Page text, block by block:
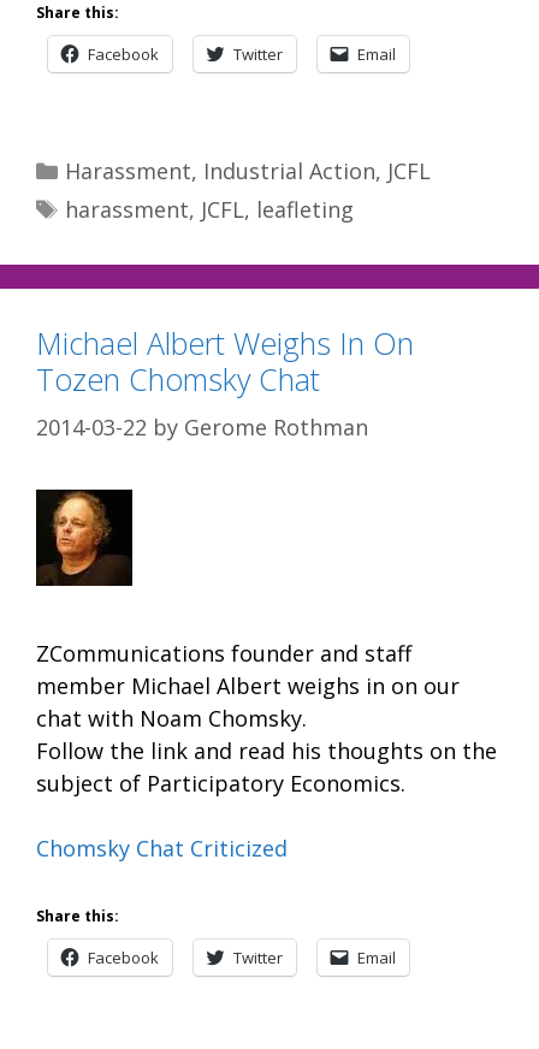
Share this:
Facebook Twitter Email
Categories
Harassment, Industrial Action, JCFL
Tags
harassment, JCFL, leafleting
Michael Albert Weighs In On
Tozen Chomsky Chat
2014-03-22 by Gerome Rothman
ZCommunications founder and staff
member Michael Albert weighs in on our
chat with Noam Chomsky.
Follow the link and read his thoughts on the
subject of Participatory Economics.
Chomsky Chat Criticized
Share this:
Facebook Twitter Email